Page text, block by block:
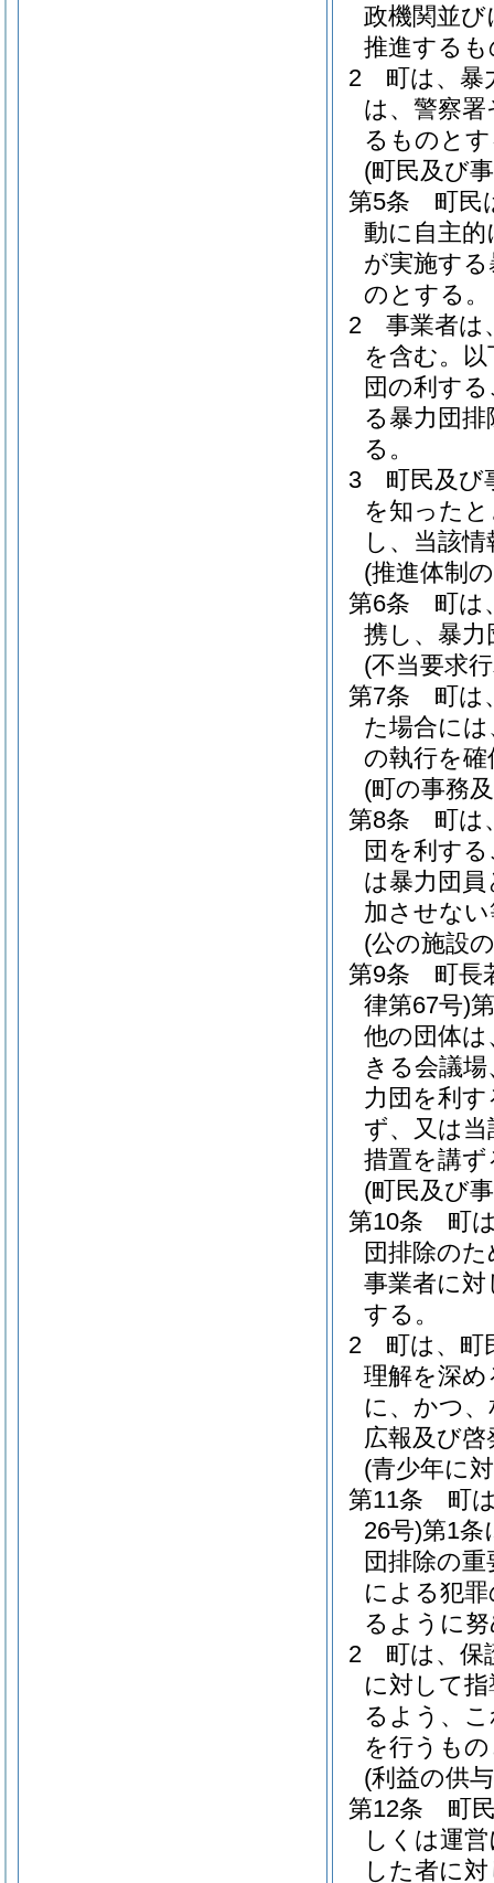
政機関並
推進する
2
町は、暴
は、警察
るものと
(町民及び
第5条
町民
動に自主
が実施す
のとする。
2
事業者は
を含む。
団の利す
る暴力団
る。
3
町民及び
を知った
し、当該
(推進体制
第6条
町は
携し、暴
(不当要求
第7条
町は
た場合に
の執行を
(町の事務
第8条
町は
団を利す
は暴力団
加させな
(公の施設
第9条
町長
律第67号)
他の団体
きる会議
力団を利
ず、又は
措置を講
(町民及び
第10条
町
団排除の
事業者に
する。
2
町は、町
理解を深
に、かつ
広報及び
(青少年に
第11条
町
26号)第1条
団排除の
による犯
るように
2
町は、保
に対して
るよう、
を行うも
(利益の供
第12条
町
しくは運
した者に